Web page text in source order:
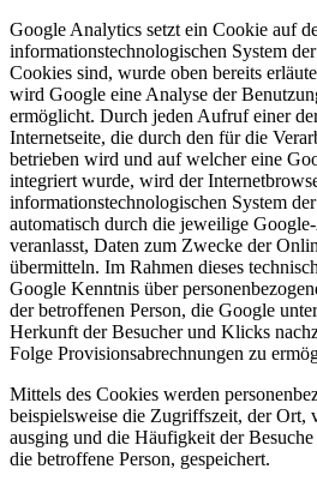
Google Analytics setzt ein Cookie auf
informationstechnologischen System
Cookies sind, wurde oben bereits
wird Google eine Analyse der
ermöglicht. Durch jeden Aufruf einer
Internetseite, die durch den für die
betrieben wird und auf welcher eine
integriert wurde, wird der
informationstechnologischen System
automatisch durch die jeweilige
veranlasst, Daten zum Zwecke der
übermitteln. Im Rahmen dieses
Google Kenntnis über
der betroffenen Person, die Google
Herkunft der Besucher und Klicks
Folge Provisionsabrechnungen zu
Mittels des Cookies werden
beispielsweise die Zugriffszeit, der
ausging und die Häufigkeit der
die betroffene Person, gespeichert.